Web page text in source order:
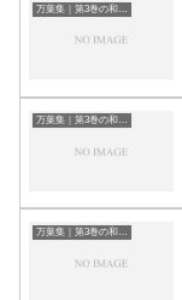
万葉集｜第3巻の和歌一覧
万葉集｜第3巻の和歌一覧
万葉集｜第3巻の和歌一覧